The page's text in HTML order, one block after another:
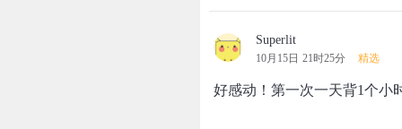
Superlit
10月15日 21时25分 精选
好感动！第一次一天背1个小